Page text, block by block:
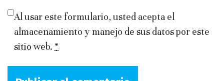
Al usar este formulario, usted acepta el
almacenamiento y manejo de sus datos por este
sitio web. *